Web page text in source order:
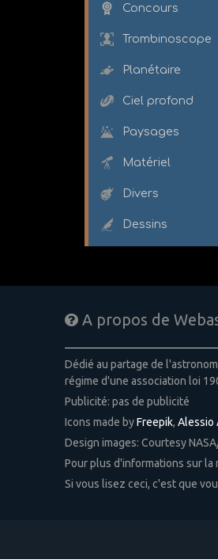
Concours
Trombinoscope
Planétaire
Ciel profond
Paysages
Matériel
Divers
Dessins
A propos de
Dédié au partage de
régime d'une association loi
Publicité: pas de publicité
Icons made byFreepik, Alessio
Design images: Courtesy
Pour plus d'informations sur
Si vous lisez ceci, c'est que